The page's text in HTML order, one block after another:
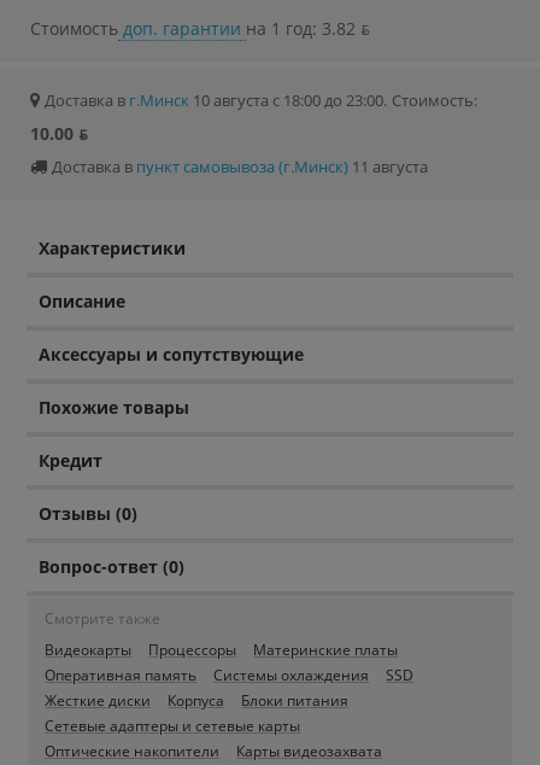
Стоимость доп. гарантии на 1 год: 3.82 ƃ
Доставка в г.Минск 10 августа с 18:00 до 23:00. Стоимость:
10.00 ƃ
Доставка в пункт самовывоза (г.Минск) 11 августа
Характеристики
Описание
Аксессуары и сопутствующие
Похожие товары
Кредит
Отзывы (0)
Вопрос-ответ (0)
Смотрите также
Видеокарты
Процессоры
Материнские платы
Оперативная память
Системы охлаждения
SSD
Жесткие диски
Корпуса
Блоки питания
Сетевые адаптеры и сетевые карты
Оптические накопители
Карты видеозахвата